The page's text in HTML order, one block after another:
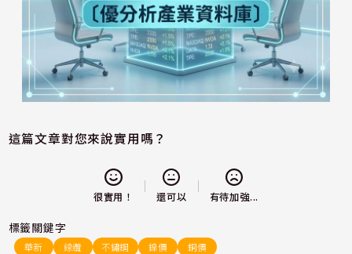
這篇文章對您來說實用嗎？
很實用！ 還可以 有待加強...
標籤關鍵字
華新 線纜 不鏽鋼 鎳價 銅價